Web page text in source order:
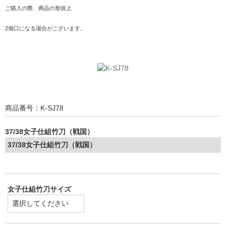
ご購入の際、商品の形状上
2個口になる場合がございます。
商品番号：K-SJ78
37/38女子仕組竹刀（戦国）
37/38女子仕組竹刀（戦国）
女子仕組竹刀サイズ